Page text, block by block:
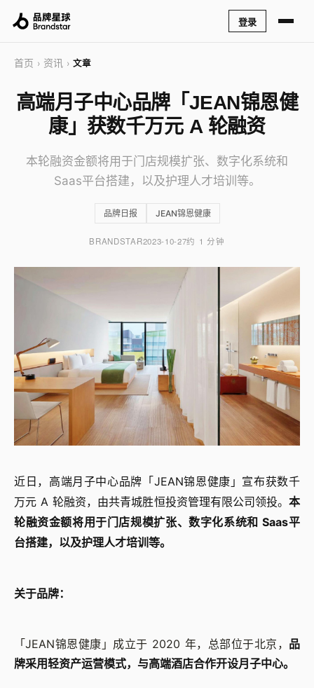
登录
首页 › 资讯 › 文章
高端月子中心品牌「JEAN锦恩健
康」获数千万元 A 轮融资
本轮融资金额将用于门店规模扩张、数字化系统和
Saas平台搭建，以及护理人才培训等。
品牌日报 JEAN锦恩健康
BRANDSTAR2023-10-27约 1 分钟
近日，高端月子中心品牌「JEAN锦恩健康」宣布获数千
万元 A 轮融资，由共青城胜恒投资管理有限公司领投。 本
轮融资金额将用于门店规模扩张、数字化系统和 Saas平
台搭建，以及护理人才培训等。
关于品牌：
「JEAN锦恩健康」成立于 2020 年，总部位于北京， 品
牌采用轻资产运营模式，与高端酒店合作开设月子中心。